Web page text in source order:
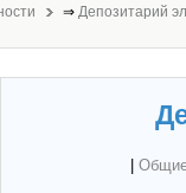
⇒ Депозитарий